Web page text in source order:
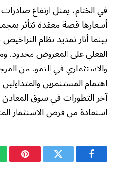
في الختام، يمثل ارتفاع
أسعارها قصة معقدة تتأثر
بينما أثار تمديد نظام
الفعلي على المعروض محدود.
والاستثماري في النمو، من
اهتمام المستثمرين
آخر التطورات في سوق
استفادة من فرص الاستثمار
فيسبوك تويتر